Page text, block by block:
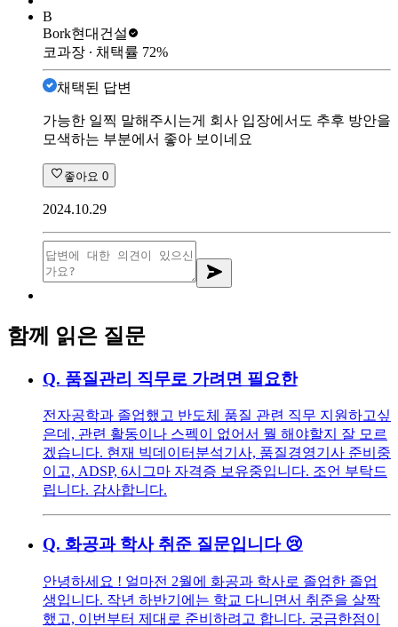
B
Bork현대건설
코과장 ∙ 채택률 72%
채택된 답변
가능한 일찍 말해주시는게 회사 입장에서도 추후 방안을
모색하는 부분에서 좋아 보이네요
좋아요 0
2024.10.29
함께 읽은 질문
Q. 품질관리 직무로 가려면 필요한
전자공학과 졸업했고 반도체 품질 관련 직무 지원하고싶
은데, 관련 활동이나 스펙이 없어서 뭘 해야할지 잘 모르
겠습니다. 현재 빅데이터분석기사, 품질경영기사 준비중
이고, ADSP, 6시그마 자격증 보유중입니다. 조언 부탁드
립니다. 감사합니다.
Q. 화공과 학사 취준 질문입니다 😢
안녕하세요 ! 얼마전 2월에 화공과 학사로 졸업한 졸업
생입니다. 작년 하반기에는 학교 다니면서 취준을 살짝
했고, 이번부터 제대로 준비하려고 합니다. 궁금한점이